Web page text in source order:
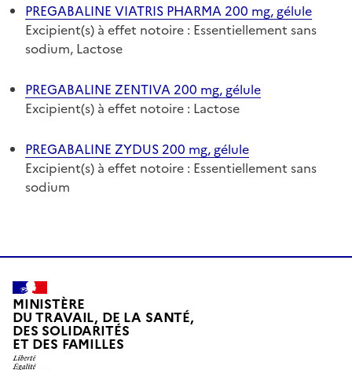
PREGABALINE VIATRIS PHARMA 200 mg, gélule
Excipient(s) à effet notoire : Essentiellement sans
sodium, Lactose
PREGABALINE ZENTIVA 200 mg, gélule
Excipient(s) à effet notoire : Lactose
PREGABALINE ZYDUS 200 mg, gélule
Excipient(s) à effet notoire : Essentiellement sans
sodium
MINISTÈRE
DU TRAVAIL, DE LA SANTÉ,
DES SOLIDARITÉS
ET DES FAMILLES